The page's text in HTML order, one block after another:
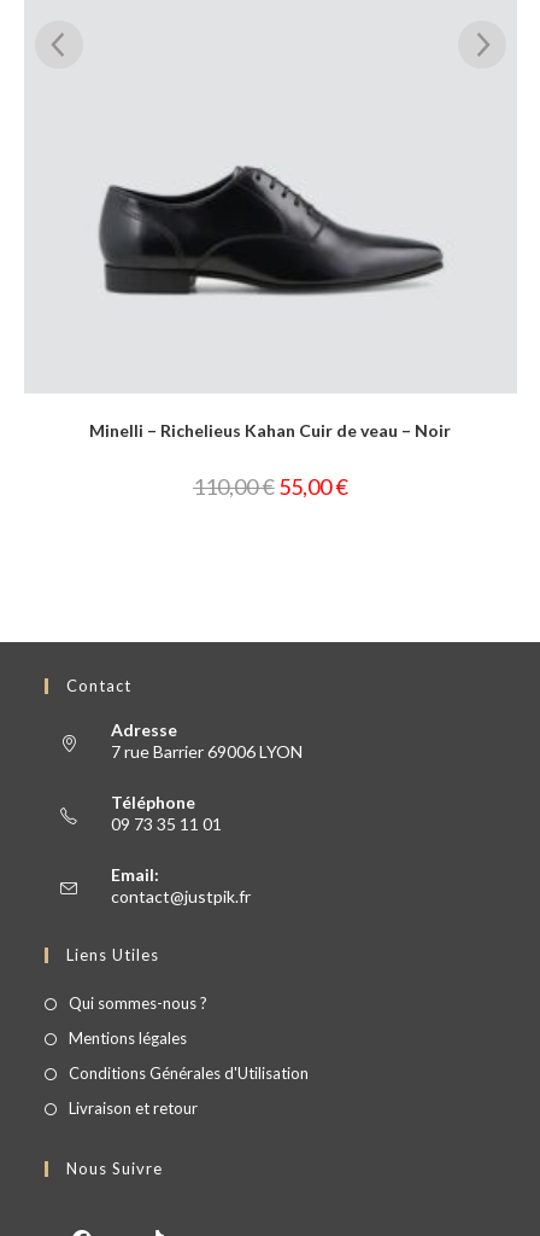
Minelli – Richelieus Kahan Cuir de veau – Noir
110,00€ 55,00€
Contact
Adresse
7 rue Barrier 69006 LYON
Téléphone
09 73 35 11 01
Email:
contact@justpik.fr
Liens Utiles
Qui sommes-nous ?
Mentions légales
Conditions Générales d'Utilisation
Livraison et retour
Nous Suivre